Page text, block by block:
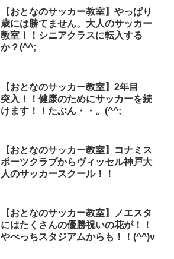
【おとなのサッカー教室】やっぱり
歳には勝てません。大人のサッカー
教室！！シニアクラスに転入する
か？(^^;
【おとなのサッカー教室】2年目
突入！！健康のためにサッカーを続
けます！！たぶん・・。(^^;
【おとなのサッカー教室】コナミス
ポーツクラブからヴィッセル神戸大
人のサッカースクール！！
【おとなのサッカー教室】ノエスタ
にはたくさんの優勝祝いの花が！！
やべっちスタジアムからも！！(^^)v